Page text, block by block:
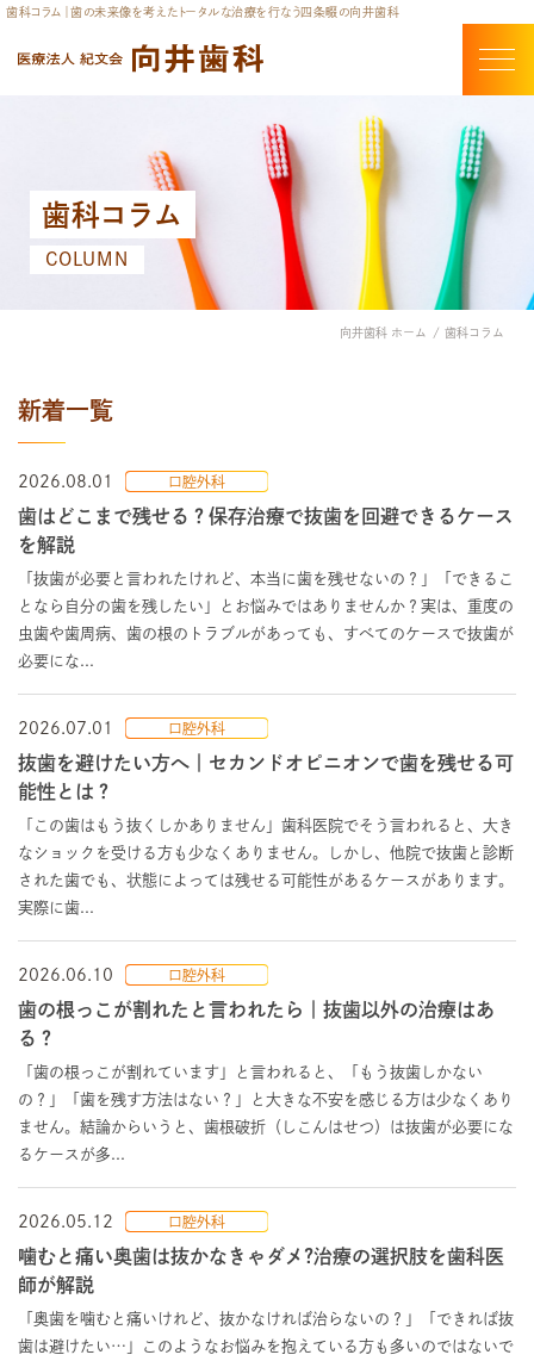
歯科コラム｜歯の未来像を考えたトータルな治療を行なう四条畷の向井歯科
歯科コラム
COLUMN
向井歯科 ホーム 歯科コラム
新着一覧
2026.08.01 口腔外科
歯はどこまで残せる？保存治療で抜歯を回避できるケース
を解説
「抜歯が必要と言われたけれど、本当に歯を残せないの？」「できるこ
となら自分の歯を残したい」とお悩みではありませんか？実は、重度の
虫歯や歯周病、歯の根のトラブルがあっても、すべてのケースで抜歯が
必要にな...
2026.07.01 口腔外科
抜歯を避けたい方へ｜セカンドオピニオンで歯を残せる可
能性とは？
「この歯はもう抜くしかありません」歯科医院でそう言われると、大き
なショックを受ける方も少なくありません。しかし、他院で抜歯と診断
された歯でも、状態によっては残せる可能性があるケースがあります。
実際に歯...
2026.06.10 口腔外科
歯の根っこが割れたと言われたら｜抜歯以外の治療はあ
る？
「歯の根っこが割れています」と言われると、「もう抜歯しかない
の？」「歯を残す方法はない？」と大きな不安を感じる方は少なくあり
ません。結論からいうと、歯根破折（しこんはせつ）は抜歯が必要にな
るケースが多...
2026.05.12 口腔外科
噛むと痛い奥歯は抜かなきゃダメ?治療の選択肢を歯科医
師が解説
「奥歯を噛むと痛いけれど、抜かなければ治らないの？」「できれば抜
歯は避けたい…」このようなお悩みを抱えている方も多いのではないで